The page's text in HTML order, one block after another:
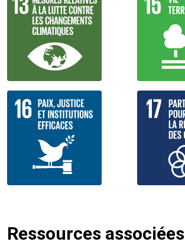
Ressources associées